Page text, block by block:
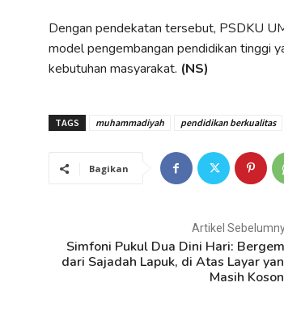
Dengan pendekatan tersebut, PSDKU
model pengembangan pendidikan tinggi
kebutuhan masyarakat. (NS)
TAGS muhammadiyah pendidikan berkualitas
Bagikan
Artikel
Simfoni Pukul Dua Dini Hari:
dari Sajadah Lapuk, di Atas Layar
Masih